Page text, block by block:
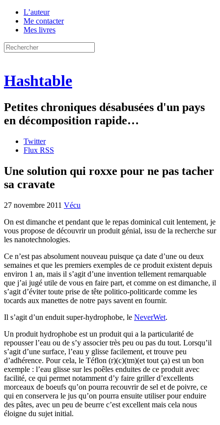
L’auteur
Me contacter
Mes livres
Hashtable
Petites chroniques désabusées d'un pays
en décomposition rapide…
Twitter
Flux RSS
Une solution qui roxxe pour ne pas tacher
sa cravate
27 novembre 2011 Vécu
On est dimanche et pendant que le repas dominical cuit lentement, je
vous propose de découvrir un produit génial, issu de la recherche sur
les nanotechnologies.
Ce n’est pas absolument nouveau puisque ça date d’une ou deux
semaines et que les premiers exemples de ce produit existent depuis
environ 1 an, mais il s’agit d’une invention tellement remarquable
que j’ai jugé utile de vous en faire part, et comme on est dimanche, il
s’agit d’éviter toute prise de tête politico-politicarde comme les
tocards aux manettes de notre pays savent en fournir.
Il s’agit d’un enduit super-hydrophobe, le NeverWet.
Un produit hydrophobe est un produit qui a la particularité de
repousser l’eau ou de s’y associer très peu ou pas du tout. Lorsqu’il
s’agit d’une surface, l’eau y glisse facilement, et trouve peu
d’adhérence. Pour cela, le Téflon (r)(c)(tm)(et tout ça) est un bon
exemple : l’eau glisse sur les poêles enduites de ce produit avec
facilité, ce qui permet notamment d’y faire griller d’excellents
morceaux de boeufs qu’on pourra recouvrir de sel et de poivre, ce
qui en conservera le jus qu’on pourra ensuite utiliser pour enduire
des pâtes, avec un peu de beurre c’est excellent mais cela nous
éloigne du sujet initial.